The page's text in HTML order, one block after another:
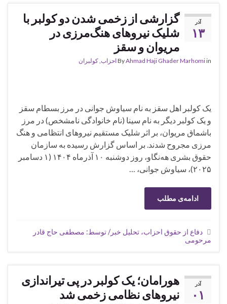
آذر
۱۳
گزارشی از زخمی شدن دو کولبر با
شلیک نیروهای هنگ‌مرزی در
مریوان و سقز
ByAhmad Haji Ghader Marhomiin احزاب کولبران
یک کولبر اهل سقز به نام سیاوش جوانی در مرز بسطام سقز
و یک کولبر دیگر به نام سینا (نام خانوادگی نامشخص) در مرز
باشماق مریوان، بر اثر شلیک مستقیم نیروهای انتظامی و هنگ
مرزی مجروح شدند. بر اساس گزارش رسیده به سازمان
حقوق بشری هه‌نگاو، روز دو‌شنبه ١٠ آذرماه ١۴٠۴ (١ دسامبر
۲۰۲۵)، سیاوش جوانی، …
ادامه‌ی مطلب
دفاع از حقوق احزاب، تحلیل خبر/ توسط: مصطفی حاج قادر
مرحومی
آذر
۰۱
هورامان؛ یک کولبر در پی تیراندازی
نیروهای نظامی زخمی شد